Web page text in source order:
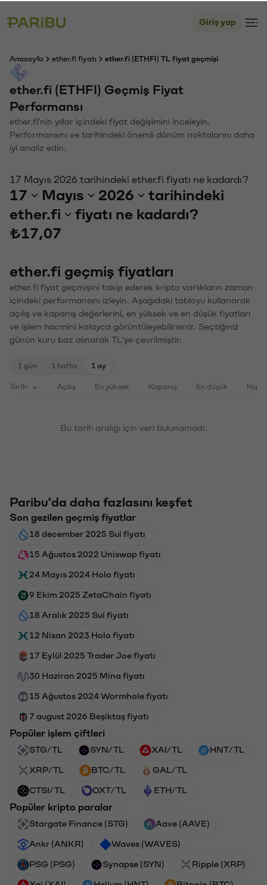
Giriş yap
Anasayfa ether.fi fiyatı ether.fi (ETHFI) TL fiyat geçmişi
ether.fi (ETHFI) Geçmiş Fiyat
Performansı
ether.fi'nin yıllar içindeki fiyat değişimini inceleyin.
Performansını ve tarihindeki önemli dönüm noktalarını daha
iyi analiz edin.
17 Mayıs 2026 tarihindeki ether.fi fiyatı ne kadardı?
17 Mayıs 2026
tarihindeki
ether.fi
fiyatı ne kadardı?
₺17,07
ether.fi geçmiş fiyatları
ether.fi fiyat geçmişini takip ederek kripto varlıkların zaman
içindeki performansını izleyin. Aşağıdaki tabloyu kullanarak
açılış ve kapanış değerlerini, en yüksek ve en düşük fiyatları
ve işlem hacmini kolayca görüntüleyebilirsiniz. Seçtiğiniz
günün kuru baz alınarak TL'ye çevrilmiştir.
1 gün 1 hafta 1 ay
Tarih Açılış En yüksek Kapanış En düşük
Bu tarih aralığı için veri bulunamadı.
Paribu'da daha fazlasını keşfet
Son gezilen geçmiş fiyatlar
18 december 2025 Sui fiyatı
15 Ağustos 2022 Uniswap fiyatı
24 Mayıs 2024 Holo fiyatı
9 Ekim 2025 ZetaChain fiyatı
18 Aralık 2025 Sui fiyatı
12 Nisan 2023 Holo fiyatı
17 Eylül 2025 Trader Joe fiyatı
30 Haziran 2025 Mina fiyatı
15 Ağustos 2024 Wormhole fiyatı
7 august 2026 Beşiktaş fiyatı
Popüler işlem çiftleri
STG/TL SYN/TL XAI/TL HNT/TL
XRP/TL BTC/TL GAL/TL
CTSI/TL OXT/TL ETH/TL
Popüler kripto paralar
Stargate Finance (STG) Aave (AAVE)
Ankr (ANKR) Waves (WAVES)
PSG (PSG) Synapse (SYN) Ripple (XRP)